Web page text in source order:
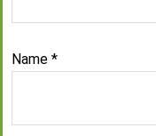
Name *